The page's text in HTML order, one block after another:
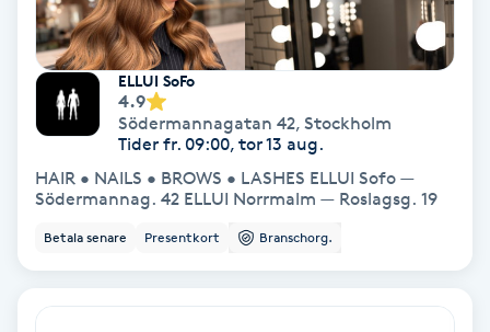
Nagelförlängning gelé
Nagelförlängning glasfiber
Nagelförlängning silke
Nagelförstärkning
Nagelsvamp
ELLUI SoFo
4.9
Södermannagatan 42, Stockholm
Tider fr. 09:00, tor 13 aug.
HAIR • NAILS • BROWS • LASHES ELLUI Sofo —
Södermannag. 42 ELLUI Norrmalm — Roslagsg. 19
Betala senare Presentkort Branschorg.